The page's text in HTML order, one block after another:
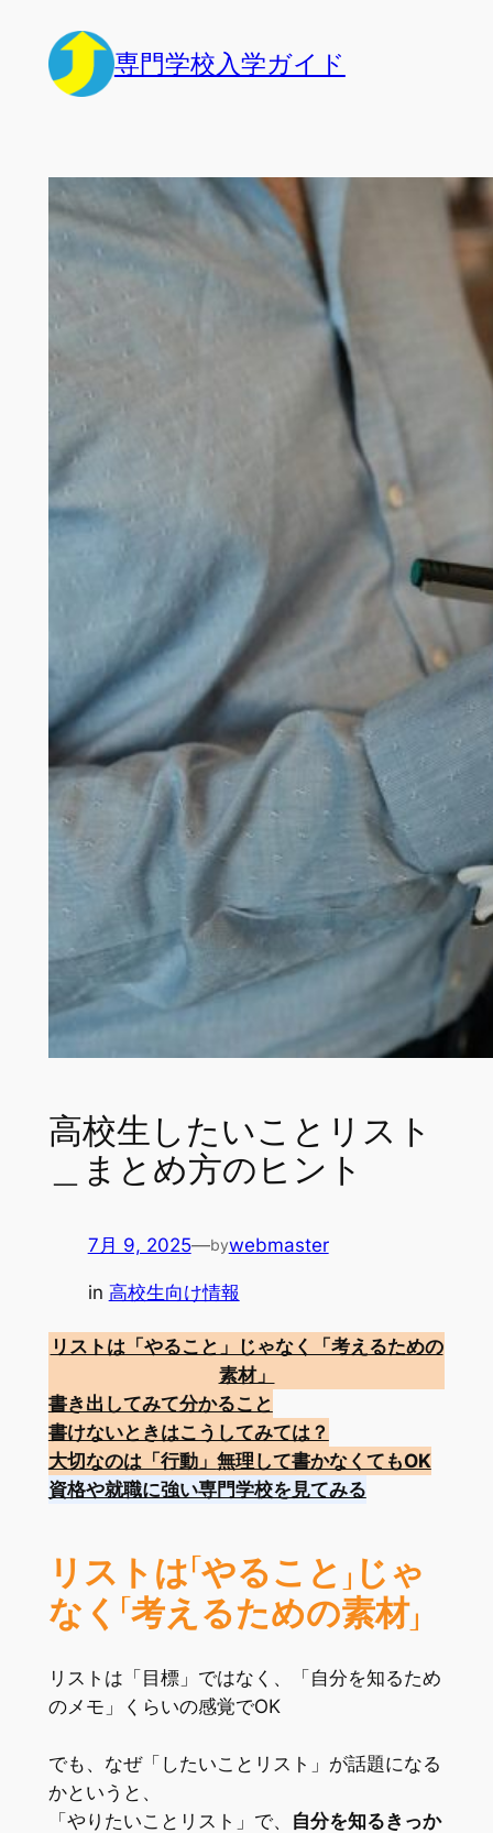
専門学校入学ガイド
高校生したいことリスト
＿まとめ方のヒント
7月 9, 2025—bywebmaster
in 高校生向け情報
リストは「やること」じゃなく「考えるための
素材」
書き出してみて分かること
書けないときはこうしてみては？
大切なのは「行動」 無理して書かなくてもOK
資格や就職に強い専門学校を見てみる
リストは「やること」じゃ
なく「考えるための素材」
リストは「目標」ではなく、「自分を知るため
のメモ」くらいの感覚でOK
でも、なぜ「したいことリスト」が話題になる
かというと、
「やりたいことリスト」で、
自分を知るきっか